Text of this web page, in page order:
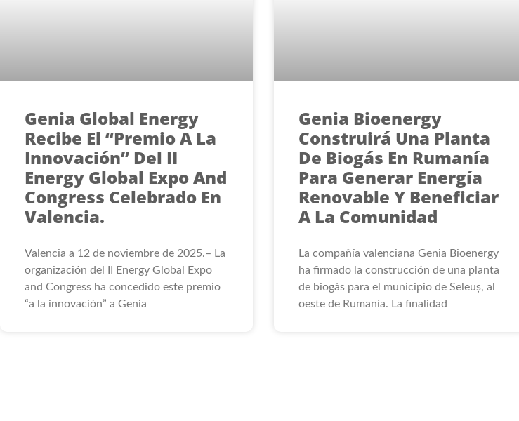
Genia Global Energy
Recibe El “Premio A La
Innovación” Del II
Energy Global Expo And
Congress Celebrado En
Valencia.
Valencia a 12 de noviembre de 2025.– La
organización del II Energy Global Expo
and Congress ha concedido este premio
“a la innovación” a Genia
Genia Bioenergy
Construirá Una Planta
De Biogás En Rumanía
Para Generar Energía
Renovable Y Beneficiar
A La Comunidad
La compañía valenciana Genia Bioenergy
ha firmado la construcción de una planta
de biogás para el municipio de Seleuș, al
oeste de Rumanía. La finalidad